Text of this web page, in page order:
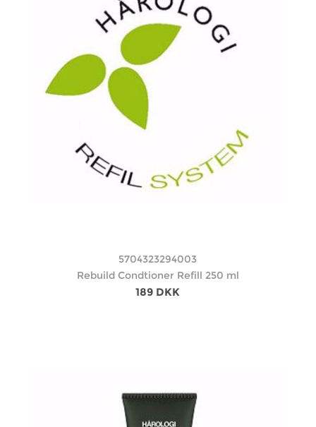
5704323294003
Rebuild Condtioner Refill 250 ml
189 DKK